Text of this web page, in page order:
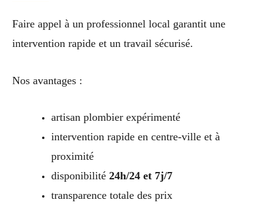
Faire appel à un professionnel local garantit une
intervention rapide et un travail sécurisé.
Nos avantages :
artisan plombier expérimenté
intervention rapide en centre-ville et à
proximité
disponibilité 24h/24 et 7j/7
transparence totale des prix